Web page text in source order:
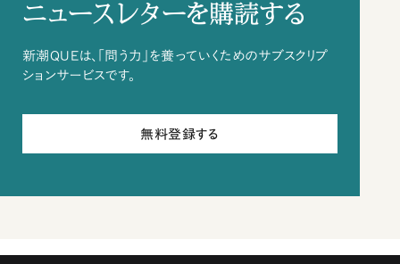
ニュースレターを購読する
新潮QUEは、「問う力」を養っていくためのサブスクリプ
ションサービスです。
無料登録する